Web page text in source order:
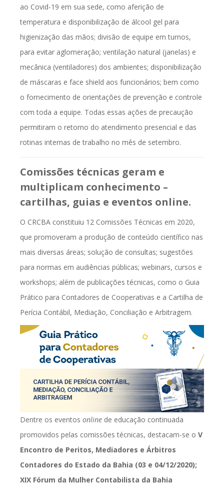
ao Covid-19 em sua sede, como aferição de
temperatura e disponibilização de álcool gel para
higienização das mãos; divisão de equipe em turnos,
para evitar aglomeração; ventilação natural (janelas) e
mecânica (ventiladores) dos ambientes; disponibilização
de máscaras e face shield aos funcionários; bem como
o fornecimento de orientações de prevenção e controle
com toda a equipe. Todas essas ações de precaução
permitiram o retorno do atendimento presencial e das
rotinas internas de trabalho no mês de setembro.
Comissões técnicas geram e
multiplicam conhecimento –
cartilhas, guias e eventos online.
O CRCBA constituiu 12 Comissões Técnicas em 2020,
que promoveram a produção de conteúdo científico nas
mais diversas áreas; solução de consultas; sugestões
para normas em audiências públicas; webinars, cursos e
workshops; além de publicações técnicas, como o Guia
Prático para Contadores de Cooperativas e a Cartilha de
Perícia Contábil, Mediação, Conciliação e Arbitragem.
Dentre os eventos online de educação continuada
promovidos pelas comissões técnicas, destacam-se o V
Encontro de Peritos, Mediadores e Árbitros
Contadores do Estado da Bahia (03 e 04/12/2020);
XIX Fórum da Mulher Contabilista da Bahia